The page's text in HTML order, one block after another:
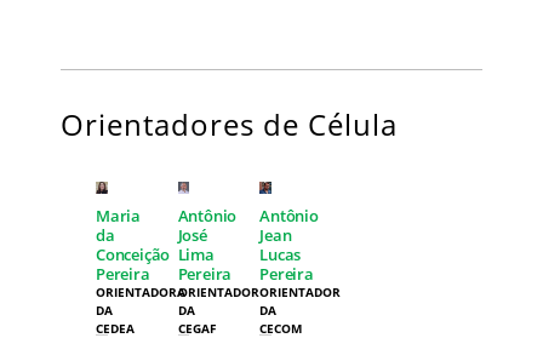
Orientadores de Célula
Maria
da
Conceição
Pereira
ORIENTADORA
DA
CEDEA
Antônio
José
Lima
Pereira
ORIENTADOR
DA
CEGAF
Antônio
Jean
Lucas
Pereira
ORIENTADOR
DA
CECOM